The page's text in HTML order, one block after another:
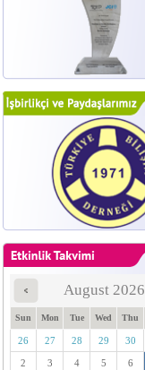
August 2026
Sun Mon Tue Wed Thu
26 27 28 29 30
2 3 4 5 6